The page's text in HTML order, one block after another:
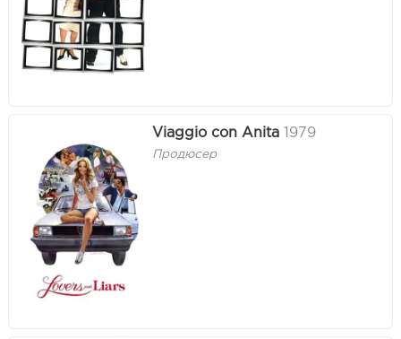
Viaggio con Anita 1979
Продюсер